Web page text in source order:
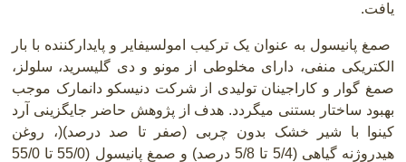
یافت.
صمغ پانیسول به عنوان یک ترکیب امولسیفایر و پایدارکننده با بار
الکتریکی منفی، دارای مخلوطی از مونو و دی گلیسرید، سلولز،
صمغ گوار و کاراجینان تولیدی از شرکت دنیسکو دانمارک موجب
بهبود ساختار بستنی میگردد. هدف از پژوهش حاضر جایگزینی آرد
کینوا با شیر خشک بدون چربی (صفر تا صد درصد)(، روغن
هیدروژنه گیاهی (5/4 تا 5/8 درصد) و صمغ پانیسول (55/0 تا 55/0